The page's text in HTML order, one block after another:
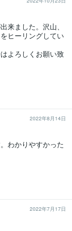
来ました。沢山、
ヒーリングしてい
よろしくお願い致
2022年8月14日
わかりやすかった
2022年7月17日